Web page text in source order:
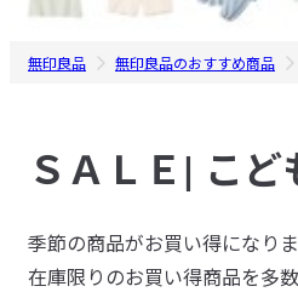
無印良品 無印良品のおすすめ商品
ＳＡＬＥ| こど
季節の商品がお買い得になりま
在庫限りのお買い得商品を多